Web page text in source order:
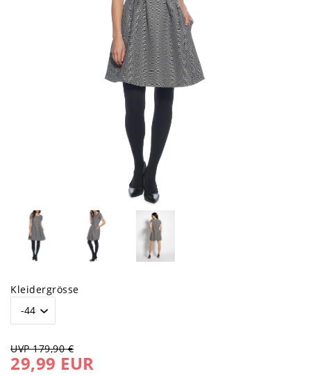
Kleidergrösse
UVP 179,90 €
29,99 EUR